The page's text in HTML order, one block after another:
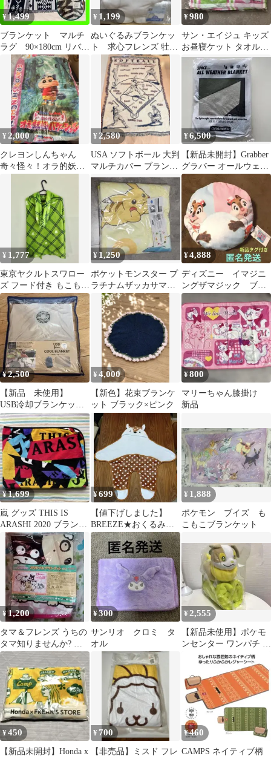
¥1,499
ブランケット マルチ
ラグ 90×180cm リバー
シブル 膝掛け
¥ 1,199
ぬいぐるみブランケッ
ト 求心フレンズ 牡蠣
A賞 ハンドタオルおま
け付き
¥980
サン・エイジュ キッズ
お昼寝ケット タオルケ
ット ブランケット 綿
100%
¥ 2,000
クレヨンしんちゃん
奇々怪々！オラ的妖怪
バケーション ブランケ
¥ 2,580
USA ソフトボール 大判
マルチカバー ブランケ
ット ラグ ヴィンテージ
風
¥6,500
【新品未開封】Grabber
グラバー オールウェザ
ーブランケット オリ
ーブ
¥ 1,777
東京ヤクルトスワロー
ズ フード付き もこもこ
フードポンチョ ブラン
ケット
¥ 1,250
ポケットモンスター プ
ラチナムザッカサマー
ブランケット
¥4,888
ディズニー イマジニ
ングザマジック ブラ
ンケット ベリミニ
クッション
¥2,500
【新品 未使用】
USB冷却ブランケット
ミニ扇風機付き ベー
ジュ
¥4,000
【新色】花束ブランケ
ット ブラック×ピンク
¥800
マリーちゃん膝掛け
新品
¥1,699
嵐 グッズ THIS IS
ARASHI 2020 ブランケ
ット
¥699
【値下げしました】
BREEZE★おくるみ★
鹿★アニマルバギーウ
ォーマー
¥ 1,888
ポケモン ブイズ も
こもこブランケット
¥ 1,200
タマ＆フレンズ うちの
タマ知りませんか? オ
リジナルブランケット
¥300
サンリオ クロミ タ
オル
¥2,555
【新品未使用】ポケモ
ンセンター ワンパチ ぬ
いぐるみ付きブランケ
ット★匿名配送
¥450
【新品未開封】Honda x
¥ 700
【非売品】ミスド フレ
¥460
CAMPS ネイティブ柄